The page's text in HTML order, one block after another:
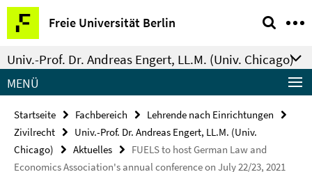
Springe
direkt
zu
Inhalt
Freie Universität Berlin
Service-
Navigation
Univ.-Prof. Dr. Andreas Engert, LL.M. (Univ. Chicago)
MENÜ
Startseite Fachbereich
Lehrende nach Einrichtungen
Zivilrecht
Univ.-Prof. Dr. Andreas Engert, LL.M. (Univ.
Chicago)
Aktuelles
FUELS to host German Law and
Economics Association's annual conference on July 22/23, 2021